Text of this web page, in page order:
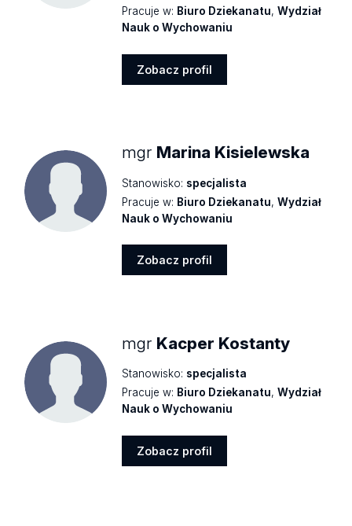
Pracuje w: Biuro Dziekanatu,Wydział
Nauk o Wychowaniu
Zobacz profil
mgr Marina Kisielewska
Stanowisko: specjalista
Pracuje w: Biuro Dziekanatu,Wydział
Nauk o Wychowaniu
Zobacz profil
mgr Kacper Kostanty
Stanowisko: specjalista
Pracuje w: Biuro Dziekanatu,Wydział
Nauk o Wychowaniu
Zobacz profil